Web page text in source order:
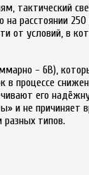
тактический
расстоянии
от условий, в
- 6В),
процессе
его
и не
типов.